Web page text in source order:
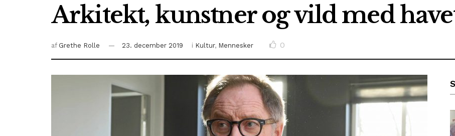
Arkitekt, kunstner og vild med
af Grethe Rolle 23. december 2019 i Kultur, Mennesker 0